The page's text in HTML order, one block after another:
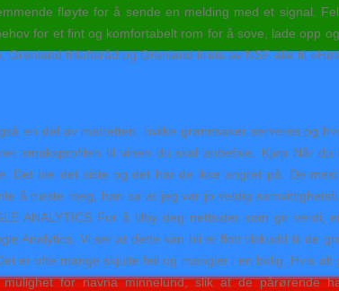
fløyte for å sende en melding med et signal.
for et fint og komfortabelt rom for å sove, lade opp
friluftsråd og Grenland krets av NSF alle til
en del av matretten, hvilke grønnsaker serveres og
smaksprofilen til vinen du skal anbefale. Kjøp Når
Det ble det siste og det har de ikke angret på. De
å trøste meg, han sa at jeg var jo veldig
ANALYTICS For å tilby deg nettsider som gir verdi,
Analytics. Vi ser at dette kan bli et flott tilskudd til de
er ofte mange skjulte feil og mangler i en bolig. Hvis
for navna minnelund, slik at de pårørende